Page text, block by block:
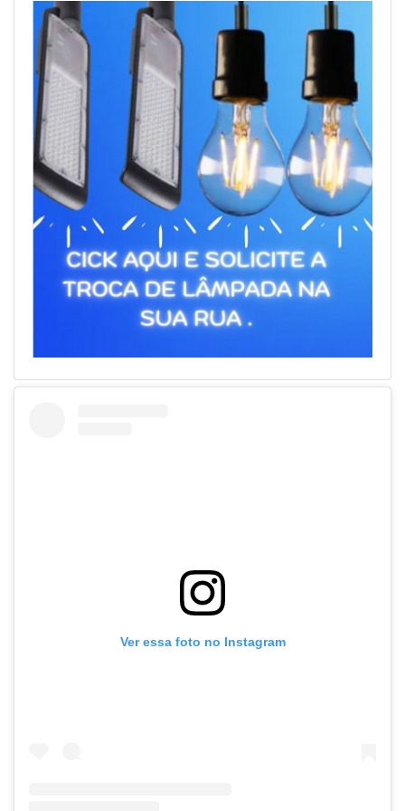
Ver essa foto no Instagram